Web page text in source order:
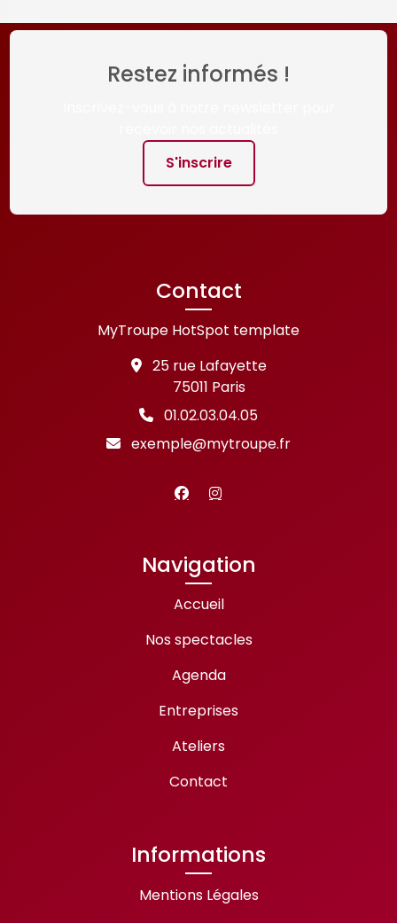
Restez informés !
S'inscrire
Contact
MyTroupe HotSpot template
25 rue Lafayette
75011 Paris
01.02.03.04.05
exemple@mytroupe.fr
Navigation
Accueil
Nos spectacles
Agenda
Entreprises
Ateliers
Contact
Informations
Mentions Légales